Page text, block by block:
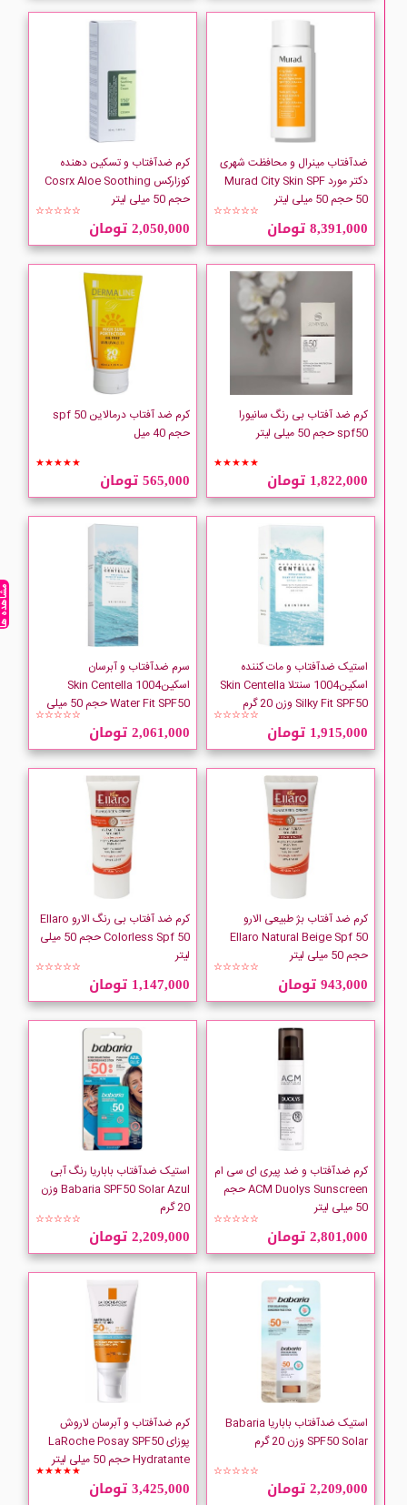
COSRX
COVERMARK
Dermagor
DERMALINE
Dermangeline
Derm-Eden
DOTINI
DR.GRANDEL
dulgon
ESTHEDRM
Eucerin
Farben
Farm Stay
FOREVER
GARNIER
Good Virtues Co
GUINOT
ISDIN
ISNTREE
jila
JUTE
La Roche Posay
LANCOME
LIMPIO
LOREAL
MQ
ضدآفتاب مینرال و محافظت شهری
دکتر مورد Murad City Skin SPF
50 حجم 50 میلی لیتر
☆☆☆☆☆
8,391,000 تومان
کرم ضدآفتاب و تسکین دهنده
کوزارکس Cosrx Aloe Soothing
حجم 50 میلی لیتر
☆☆☆☆☆
2,050,000 تومان
کرم ضد آفتاب بی رنگ سانیورا
spf50 حجم 50 میلی لیتر
★★★★★
1,822,000 تومان
کرم ضد آفتاب درمالاین spf 50
حجم 40 میل
★★★★★
565,000 تومان
استیک ضدآفتاب و مات کننده
اسکین1004 سنتلا Skin Centella
Silky Fit SPF50 وزن 20 گرم
☆☆☆☆☆
1,915,000 تومان
سرم ضدآفتاب و آبرسان
اسکین1004 Skin Centella
Water Fit SPF50 حجم 50 میلی
☆☆☆☆☆
2,061,000 تومان
کرم ضد آفتاب بژ طبیعی الارو
Ellaro Natural Beige Spf 50
حجم 50 میلی لیتر
☆☆☆☆☆
943,000 تومان
کرم ضد آفتاب بی رنگ الارو Ellaro
Colorless Spf 50 حجم 50 میلی
لیتر
☆☆☆☆☆
1,147,000 تومان
کرم ضدآفتاب و ضد پیری ای سی ام
ACM Duolys Sunscreen حجم
50 میلی لیتر
☆☆☆☆☆
2,801,000 تومان
استیک ضدآفتاب باباریا رنگ آبی
Babaria SPF50 Solar Azul وزن
20 گرم
☆☆☆☆☆
2,209,000 تومان
استیک ضدآفتاب باباریا Babaria
SPF50 Solar وزن 20 گرم
☆☆☆☆☆
2,209,000 تومان
کرم ضدآفتاب و آبرسان لاروش
پوزای LaRoche Posay SPF50
Hydratante حجم 50 میلی لیتر
★★★★★
3,425,000 تومان